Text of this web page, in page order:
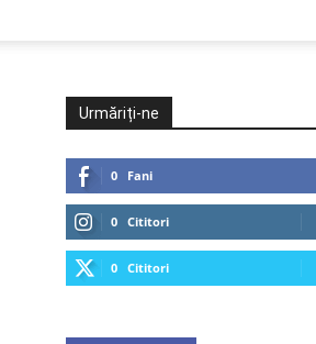
Urmăriți-ne
0 Fani
0 Cititori
0 Cititori